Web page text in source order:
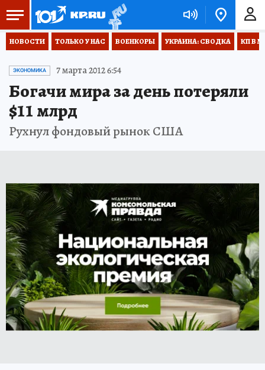
НОВОСТИ ТОЛЬКО У НАС ВОЕНКОРЫ УКРАИНА: СВОДКА КП В
ЭКОНОМИКА 7 марта 2012 6:54
Богачи мира за день потеряли
$11 млрд
Рухнул фондовый рынок США